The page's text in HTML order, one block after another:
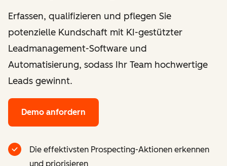
Erfassen, qualifizieren und pflegen Sie
potenzielle Kundschaft mit KI-gestützter
Leadmanagement-Software und
Automatisierung, sodass Ihr Team hochwertige
Leads gewinnt.
Demo anfordern
Die effektivsten Prospecting-Aktionen erkennen
und priorisieren